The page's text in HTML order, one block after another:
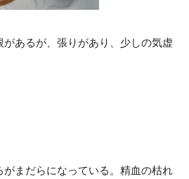
あるが、張りがあり、少しの気虚
がまだらになっている。精血の枯れ